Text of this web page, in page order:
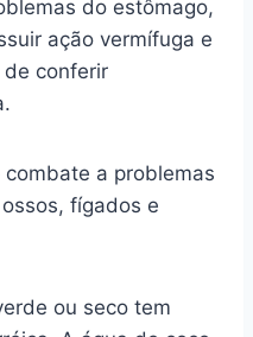
do estômago,
ação vermífuga e
conferir
combate a problemas
fígados e
ou seco tem